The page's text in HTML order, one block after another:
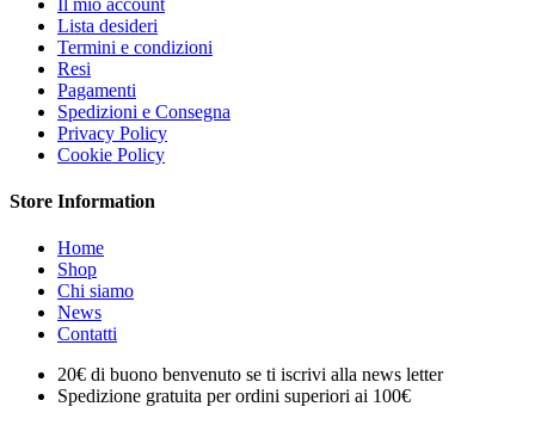
Lista desideri
Termini e condizioni
Resi
Pagamenti
Spedizioni e Consegna
Privacy Policy
Cookie Policy
Store Information
Home
Shop
Chi siamo
News
Contatti
20€ di buono benvenuto se ti iscrivi alla news letter
Spedizione gratuita per ordini superiori ai 100€